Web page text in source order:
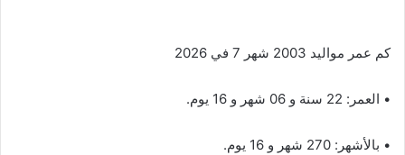
كم عمر مواليد 2003 شهر 7 في 2026
• العمر: 22 سنة و 06 شهر و 16 يوم.
• بالأشهر: 270 شهر و 16 يوم.